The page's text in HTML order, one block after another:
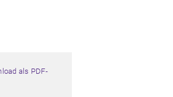
als PDF-